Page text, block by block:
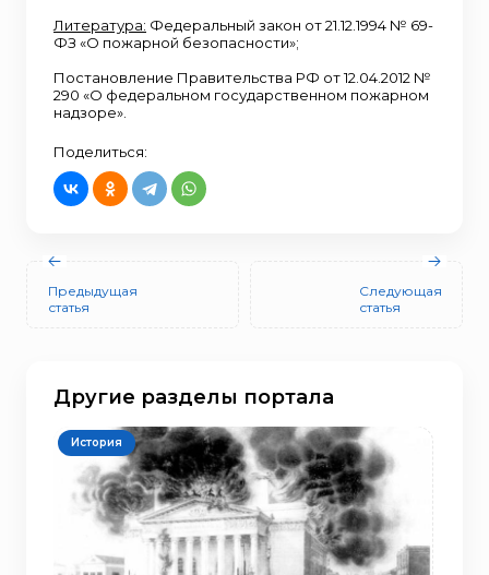
Литература: Федеральный закон от 21.12.1994 № 69-
ФЗ «О пожарной безопасности»;
Постановление Правительства РФ от 12.04.2012 №
290 «О федеральном государственном пожарном
надзоре».
Поделиться:
Предыдущая
статья
Следующая
статья
Другие разделы портала
История